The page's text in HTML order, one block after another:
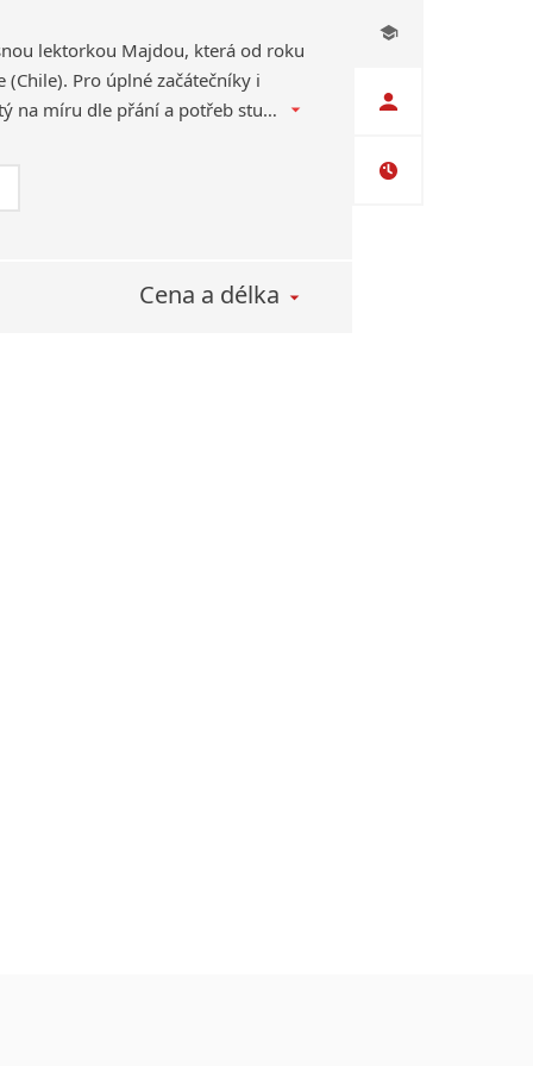
lektorkou Majdou, která od roku
(Chile). Pro úplné začátečníky i
pokročilejší studenty, šitý na míru dle přání a potřeb studenta. Vhodný i pro dvojice. S on-line výukou máme zkušenosti od roku 2014
Cena a délka